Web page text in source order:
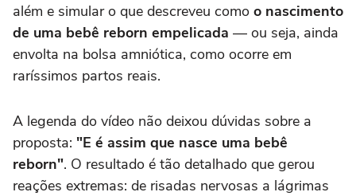
além e simular o que descreveu como o nascimento
de uma bebê reborn empelicada — ou seja, ainda
envolta na bolsa amniótica, como ocorre em
raríssimos partos reais.
A legenda do vídeo não deixou dúvidas sobre a
proposta: "E é assim que nasce uma bebê
reborn". O resultado é tão detalhado que gerou
reações extremas: de risadas nervosas a lágrimas